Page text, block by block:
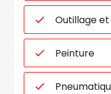
Outillage
Peinture